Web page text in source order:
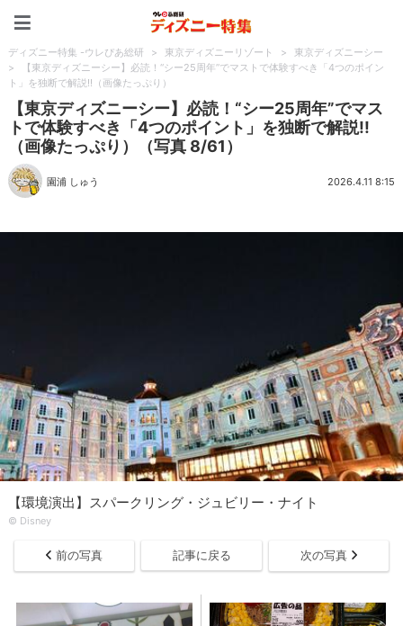
ディズニー特集 -ウレぴあ総研 > 東京ディズニーリゾート >
東京ディズニーシー
>
【東京ディズニーシー】必読！“シー25周年”でマストで体験すべき「4つのポイン
ト」を独断で解説!!（画像たっぷり）
【東京ディズニーシー】必読！“シー25周年”でマス
トで体験すべき「4つのポイント」を独断で解説!!
（画像たっぷり）（写真 8/61）
園浦 しゅう 2026.4.11 8:15
【環境演出】スパークリング・ジュビリー・ナイト
© Disney
前の写真 記事に戻る 次の写真